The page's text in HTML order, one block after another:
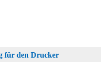
für den Drucker